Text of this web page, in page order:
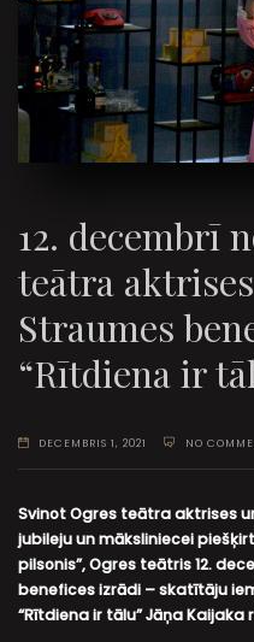
12. decembrī
teātra
Straumes
“Rītdiena ir
DECEMBRIS 1, 2021 NO
Svinot Ogres teātra aktrises
jubileju un māksliniecei
pilsonis”, Ogres teātris 12.
benefices izrādi – skatītāju
“Rītdiena ir tālu” Jāņa Kaijaka